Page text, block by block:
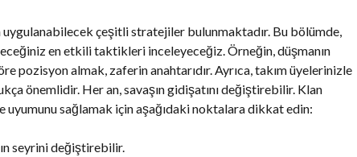
uygulanabilecek çeşitli stratejiler bulunmaktadır. Bu bölümde,
en etkili taktikleri inceleyeceğiz. Örneğin, düşmanın
pozisyon almak, zaferin anahtarıdır. Ayrıca, takım üyelerinizle
önemlidir. Her an, savaşın gidişatını değiştirebilir. Klan
sağlamak için aşağıdaki noktalara dikkat edin:
seyrini değiştirebilir.